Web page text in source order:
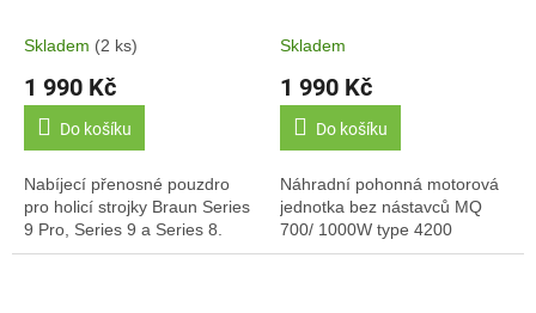
a Series 8
Skladem (2 ks)
1 990 Kč
Do košíku
Nabíjecí přenosné pouzdro
pro holicí strojky Braun Series
9 Pro, Series 9 a Series 8.
1000W type 4200 barva
Skladem
1 990 Kč
Do košíku
Náhradní pohonná motorová
jednotka bez nástavců MQ
700/ 1000W type 4200